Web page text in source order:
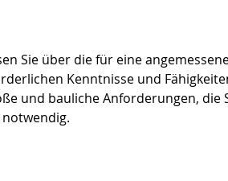
Sie über die für eine
Kenntnisse und
und bauliche Anforderungen,